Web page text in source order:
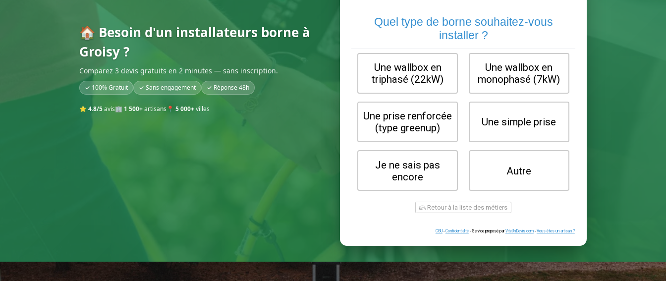
🏠 Besoin d'un installateurs borne à
Groisy ?
Comparez 3 devis gratuits en 2 minutes — sans inscription.
✓ 100% Gratuit ✓ Sans engagement ✓ Réponse 48h
⭐ 4.8/5avis🏢 1 500+artisans 📍 5 000+villes
Quel type de borne souhaitez-
installer ?
Une wallbox en
Une prise renforcée
(type greenup)
Je ne sais pas